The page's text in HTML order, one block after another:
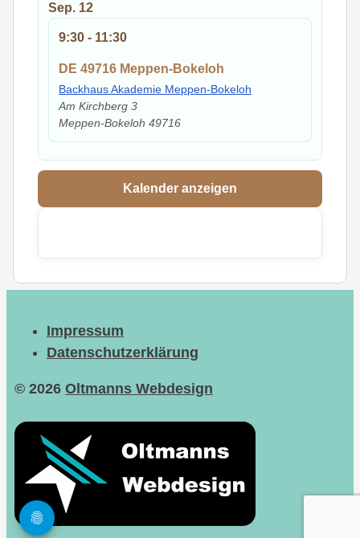
Sep. 12
9:30 - 11:30
DE 49716 Meppen-Bokeloh
Backhaus Akademie Meppen-Bokeloh
Am Kirchberg 3
Meppen-Bokeloh 49716
Kalender anzeigen
Impressum
Datenschutzerklärung
© 2026 Oltmanns Webdesign